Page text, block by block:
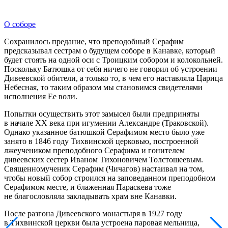
О соборе
Сохранилось предание, что преподобный Серафим
предсказывал сестрам о будущем соборе в Канавке, который
будет стоять на одной оси с Троицким собором и колокольней.
Поскольку Батюшка от себя ничего не говорил об устроении
Дивеевской обители, а только то, в чем его наставляла Царица
Небесная, то таким образом мы становимся свидетелями
исполнения Ее воли.
Попытки осуществить этот замысел были предприняты
в начале ХХ века при игумении Александре (Траковской).
Однако указанное батюшкой Серафимом место было уже
занято в 1846 году Тихвинской церковью, построенной
лжеучеником преподобного Серафима и гонителем
дивеевских сестер Иваном Тихоновичем Толстошеевым.
Священномученик Серафим (Чичагов) настаивал на том,
чтобы новый собор строился на заповеданном преподобном
Серафимом месте, и блаженная Параскева тоже
не благословляла закладывать храм вне Канавки.
После разгона Дивеевского монастыря в 1927 году
в Тихвинской церкви была устроена паровая мельница,